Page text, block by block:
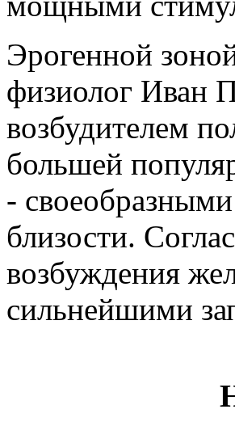
Эрогенной
физиолог Иван
возбудителем
большей
-
близости.
возбуждения
сильнейшими